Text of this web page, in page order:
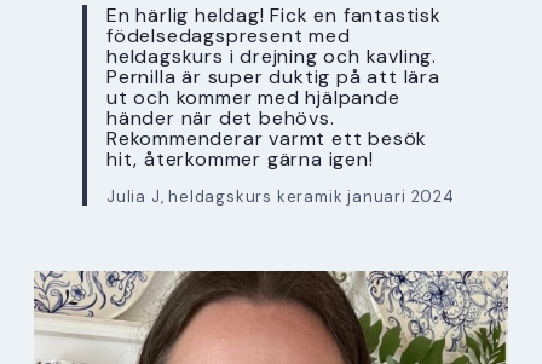
En härlig heldag! Fick en fantastisk
födelsedagspresent med
heldagskurs i drejning och kavling.
Pernilla är super duktig på att lära
ut och kommer med hjälpande
händer när det behövs.
Rekommenderar varmt ett besök
hit, återkommer gärna igen!
Julia J, heldagskurs keramik januari 2024